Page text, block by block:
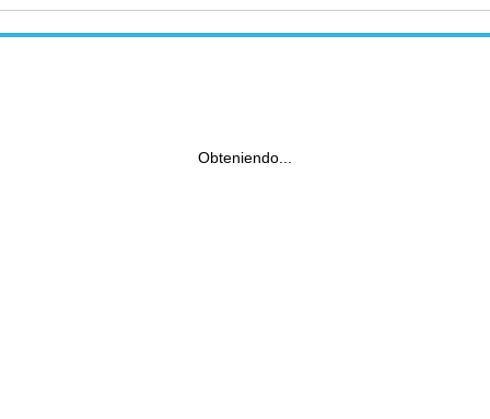
Obteniendo...